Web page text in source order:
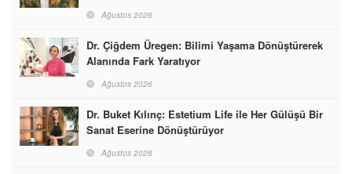
Ağustos 2026
Dr. Çiğdem Üregen: Bilimi Yaşama Dönüştürerek
Alanında Fark Yaratıyor
Ağustos 2026
Dr. Buket Kılınç: Estetium Life ile Her Gülüşü Bir
Sanat Eserine Dönüştürüyor
Ağustos 2026